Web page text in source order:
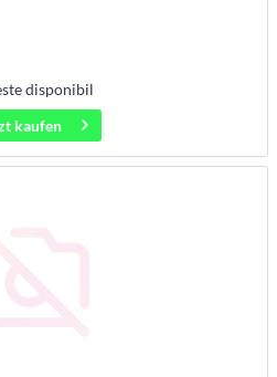
disponibil
kaufen